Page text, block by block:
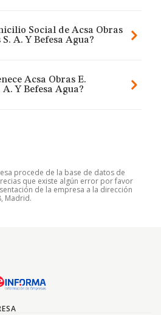
Social de Acsa Obras
A. Y Befesa Agua?
Acsa Obras E.
Y Befesa Agua?
procede de la base de datos de
que existe algún error por favor
de la empresa a la dirección
Madrid.